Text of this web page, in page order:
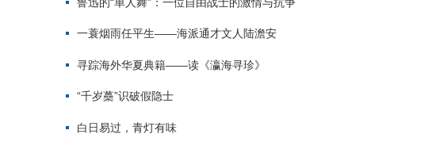
一蓑烟雨任平生——海派通才文人陆澹安
寻踪海外华夏典籍——读《瀛海寻珍》
“千岁蘽”识破假隐士
白日易过，青灯有味